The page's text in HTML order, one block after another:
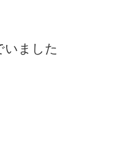
いました